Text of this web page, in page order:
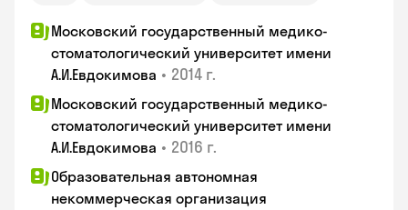
Московский государственный медико-
стоматологический университет имени
А.И.Евдокимова • 2014 г.
Московский государственный медико-
стоматологический университет имени
А.И.Евдокимова • 2016 г.
Образовательная автономная
некоммерческая организация